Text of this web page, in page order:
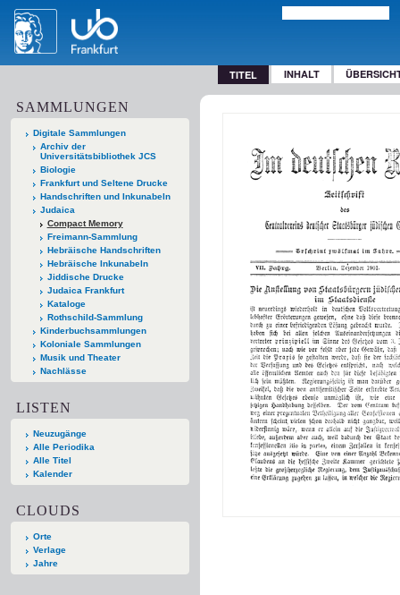
TITEL INHALT
SAMMLUNGEN
Digitale Sammlungen
Archiv der
Universitätsbibliothek JCS
Biologie
Frankfurt und Seltene Drucke
Handschriften und Inkunabeln
Judaica
Compact Memory
Freimann-Sammlung
Hebräische Handschriften
Hebräische Inkunabeln
Jiddische Drucke
Judaica Frankfurt
Kataloge
Rothschild-Sammlung
Kinderbuchsammlungen
Koloniale Sammlungen
Musik und Theater
Nachlässe
LISTEN
Neuzugänge
Alle Periodika
Alle Titel
Kalender
CLOUDS
Orte
Verlage
Jahre